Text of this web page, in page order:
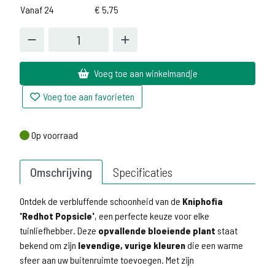
Vanaf 24
€ 5,75
Voeg toe aan winkelmandje
Voeg toe aan favorieten
Op voorraad
Op voorraad
Omschrijving Specificaties
Ontdek de verbluffende schoonheid van de Kniphofia
'Redhot Popsicle', een perfecte keuze voor elke
tuinliefhebber. Deze opvallende bloeiende plant staat
bekend om zijn levendige, vurige kleurendie een warme
sfeer aan uw buitenruimte toevoegen. Met zijn